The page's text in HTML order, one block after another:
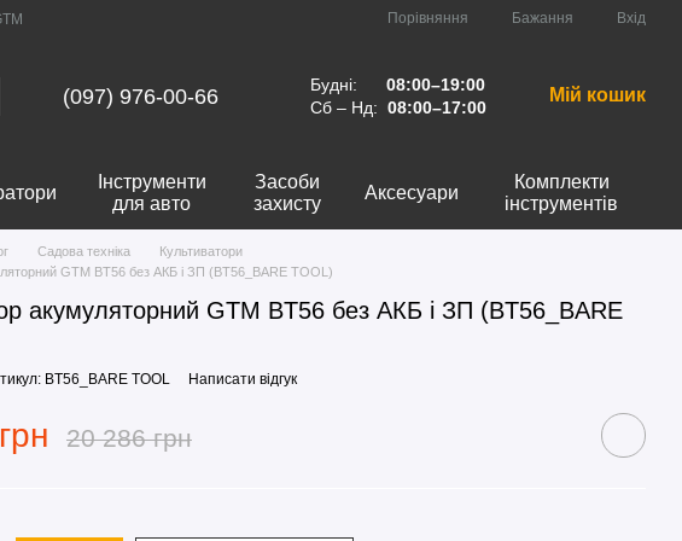
Порівняння Бажання Вхід
(097) 976-00-66 Будні:
08:00–19:00
Сб – Нд: 08:00–17:00
Мій кошик
Інструменти
для авто
Засоби
захисту
Аксесуари
Комплекти
інструментів
Садова техніка
Культиватори
GTM BT56 без АКБ і ЗП (BT56_BARE TOOL)
акумуляторний GTM BT56 без АКБ і ЗП (BT56_BARE
BT56_BARE TOOL Написати відгук
20 286 грн